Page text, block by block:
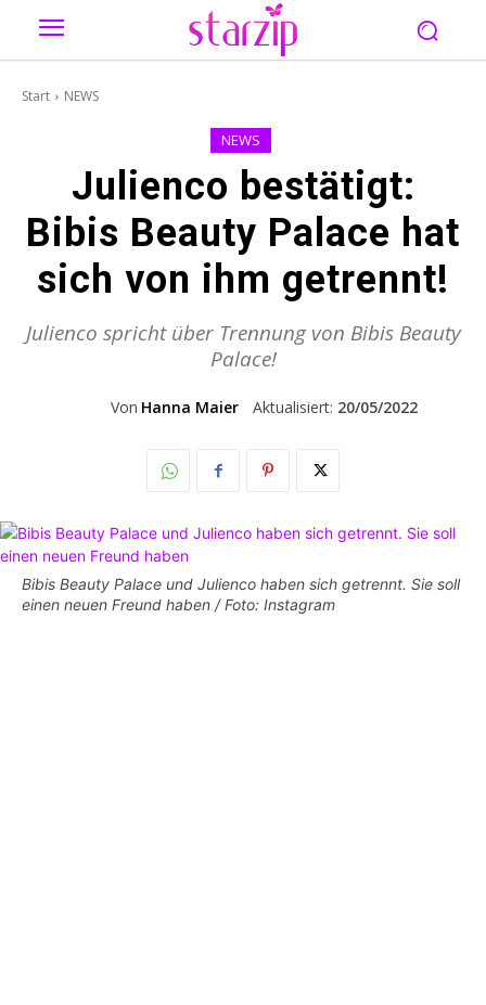
Start NEWS
NEWS
Julienco bestätigt:
Bibis Beauty Palace hat
sich von ihm getrennt!
Julienco spricht über Trennung von Bibis Beauty
Palace!
Von Hanna Maier Aktualisiert: 20/05/2022
Bibis Beauty Palace und Julienco haben sich getrennt. Sie soll
einen neuen Freund haben / Foto: Instagram